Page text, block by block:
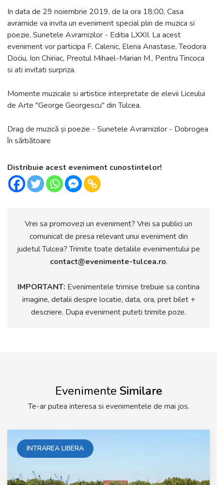
In data de 29 noiembrie 2019, de la ora 18:00, Casa
avramide va invita un eveniment special plin de muzica si
poezie, Sunetele Avramizilor - Editia LXXII. La acest
eveniment vor participa F. Calenic, Elena Anastase, Teodora
Dociu, Ion Chiriac, Preotul Mihael-Marian M., Pentru Tincoca
si ati invitati surpriza.
Momente muzicale si artistice interpretate de elevii Liceului
de Arte "George Georgescu" din Tulcea.
Drag de muzică și poezie - Sunetele Avramizilor - Dobrogea
în sărbătoare
Distribuie acest eveniment cunostintelor!
Vrei sa promovezi un eveniment? Vrei sa publici un
comunicat de presa relevant unui eveniment din
judetul Tulcea? Trimite toate detaliile evenimentului pe
contact@evenimente-tulcea.ro.
IMPORTANT: Evenimentele trimise trebuie sa contina
imagine, detalii despre locatie, data, ora, pret bilet +
descriere. Dupa eveniment puteti trimite poze.
Evenimente Similare
Te-ar putea interesa si evenimentele de mai jos.
INTRAREA LIBERA